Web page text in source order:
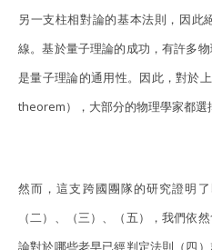
另一支柱相對論的基本法則，因此
線。基於量子理論的成功，有許多
是量子理論的通用性。因此，對於
theorem），大部分的物理學家都選
然而，這支跨國團隊的研究證明
（二）、（三）、（五），我們依
論對於哪些老早已經判定法則（四